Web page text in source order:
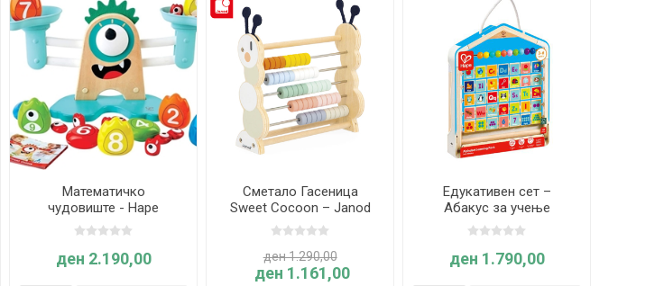
Математичко
чудовиште - Hape
ден 2.190,00
Сметало Гасеница
Sweet Cocoon – Janod
ден 1.290,00
ден 1.161,00
Едукативен сет –
Абакус за учење
англиски јазик– Hape
ден 1.790,00